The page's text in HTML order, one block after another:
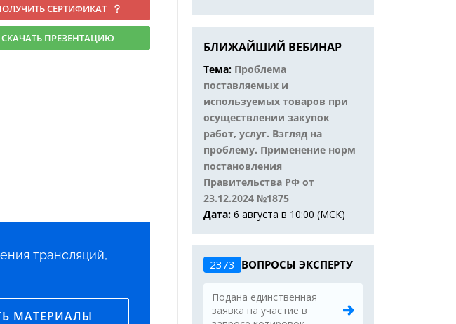
СЕРТИФИКАТ
СКАЧАТЬ ПРЕЗЕНТАЦИЮ
трансляций,
БЛИЖАЙШИЙ ВЕБИНАР
Тема: Проблема
поставляемых и
используемых товаров при
осуществлении закупок
работ, услуг. Взгляд на
проблему. Применение норм
постановления
Правительства РФ от
23.12.2024 №1875
Дата: 6 августа в 10:00 (МСК)
2373 ВОПРОСЫ ЭКСПЕРТУ
Подана единственная
заявка на участие в